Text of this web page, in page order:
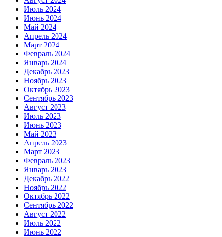
Июль 2024
Июнь 2024
Май 2024
Апрель 2024
Март 2024
Февраль 2024
Январь 2024
Декабрь 2023
Ноябрь 2023
Октябрь 2023
Сентябрь 2023
Август 2023
Июль 2023
Июнь 2023
Май 2023
Апрель 2023
Март 2023
Февраль 2023
Январь 2023
Декабрь 2022
Ноябрь 2022
Октябрь 2022
Сентябрь 2022
Август 2022
Июль 2022
Июнь 2022